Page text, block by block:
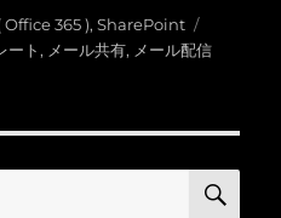
Office 365 ),SharePoint
グ
ート, メール共有, メール配信
検